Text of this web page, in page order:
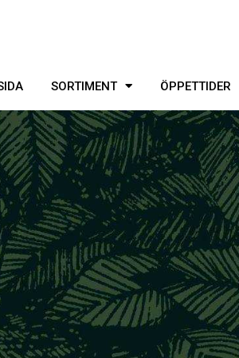
SORTIMENT ÖPPETTIDER